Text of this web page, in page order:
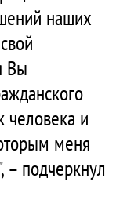
наших
Вы
человека и
меня
– подчеркнул